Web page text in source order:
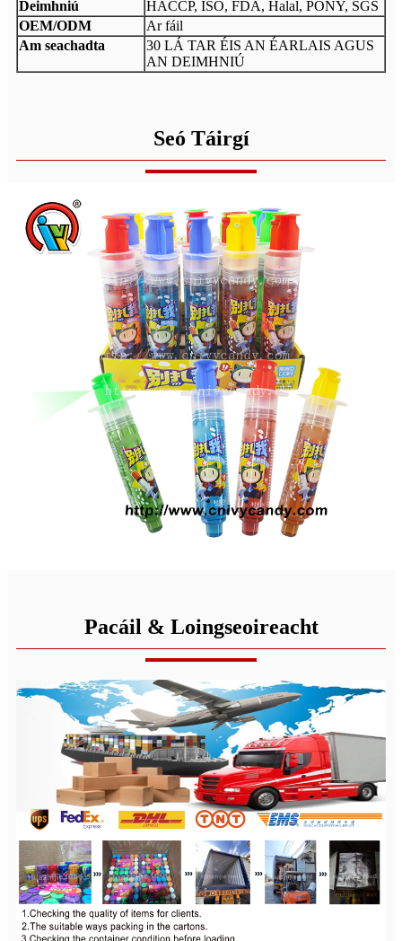
Deimhniú
HACCP, ISO, FDA, Halal, PONY, SGS
OEM/ODM
Ar fáil
Am seachadta
30 LÁ TAR ÉIS AN ÉARLAIS AGUS
AN DEIMHNIÚ
Seó Táirgí
Pacáil & Loingseoireacht